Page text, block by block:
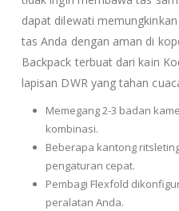
dapat dilewati
tas Anda dengan aman di
Backpack terbuat dari kain
lapisan DWR yang tahan
Memegang 2-3 badan
kombinasi.
Beberapa kantong
pengaturan cepat.
Pembagi Flexfold
peralatan Anda.